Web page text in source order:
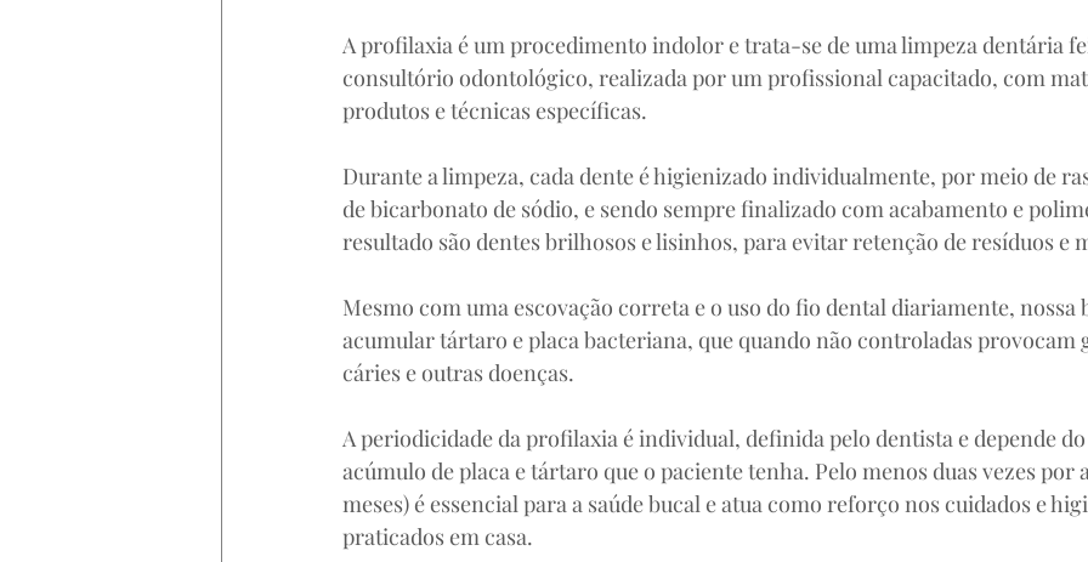
A profilaxia é um procedimento indolor e trata-se de uma limpeza dentária
consultório odontológico, realizada por um profissional capacitado, com
produtos e técnicas específicas.
Durante a limpeza, cada dente é higienizado individualmente, por meio de
de bicarbonato de sódio, e sendo sempre finalizado com acabamento e
resultado são dentes brilhosos e lisinhos, para evitar retenção de resíduos e
Mesmo com uma escovação correta e o uso do fio dental diariamente, nossa
acumular tártaro e placa bacteriana, que quando não controladas provocam
cáries e outras doenças.
A periodicidade da profilaxia é individual, definida pelo dentista e depende
acúmulo de placa e tártaro que o paciente tenha. Pelo menos duas vezes por
meses) é essencial para a saúde bucal e atua como reforço nos cuidados e
praticados em casa.